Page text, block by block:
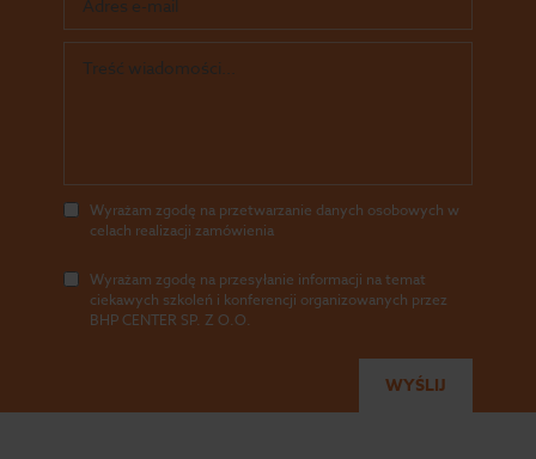
Wyrażam zgodę na przetwarzanie danych osobowych w
celach realizacji zamówienia
Wyrażam zgodę na przesyłanie informacji na temat
ciekawych szkoleń i konferencji organizowanych przez
BHP CENTER SP. Z O.O.